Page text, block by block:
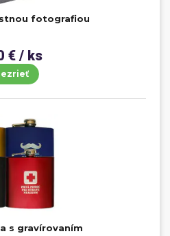
fotografiou
€ / ks
s gravírovaním